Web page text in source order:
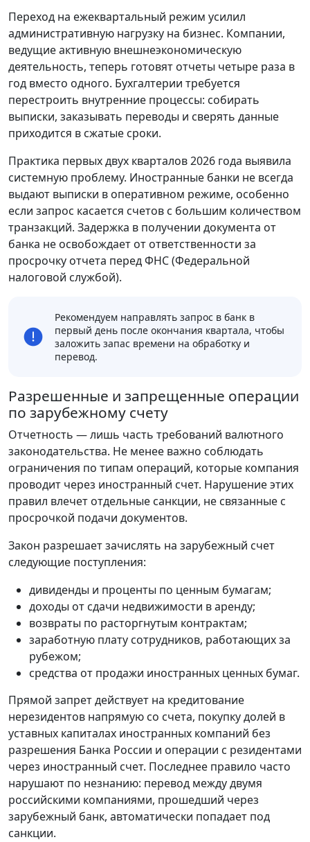
Переход на ежеквартальный режим усилил
административную нагрузку на бизнес. Компании,
ведущие активную внешнеэкономическую
деятельность, теперь готовят отчеты четыре раза в
год вместо одного. Бухгалтерии требуется
перестроить внутренние процессы: собирать
выписки, заказывать переводы и сверять данные
приходится в сжатые сроки.
Практика первых двух кварталов 2026 года выявила
системную проблему. Иностранные банки не всегда
выдают выписки в оперативном режиме, особенно
если запрос касается счетов с большим количеством
транзакций. Задержка в получении документа от
банка не освобождает от ответственности за
просрочку отчета перед ФНС (Федеральной
налоговой службой).
Рекомендуем направлять запрос в банк в
первый день после окончания квартала, чтобы
заложить запас времени на обработку и
перевод.
Разрешенные и запрещенные операции
по зарубежному счету
Отчетность — лишь часть требований валютного
законодательства. Не менее важно соблюдать
ограничения по типам операций, которые компания
проводит через иностранный счет. Нарушение этих
правил влечет отдельные санкции, не связанные с
просрочкой подачи документов.
Закон разрешает зачислять на зарубежный счет
следующие поступления:
дивиденды и проценты по ценным бумагам;
доходы от сдачи недвижимости в аренду;
возвраты по расторгнутым контрактам;
заработную плату сотрудников, работающих за
рубежом;
средства от продажи иностранных ценных бумаг.
Прямой запрет действует на кредитование
нерезидентов напрямую со счета, покупку долей в
уставных капиталах иностранных компаний без
разрешения Банка России и операции с резидентами
через иностранный счет. Последнее правило часто
нарушают по незнанию: перевод между двумя
российскими компаниями, прошедший через
зарубежный банк, автоматически попадает под
санкции.